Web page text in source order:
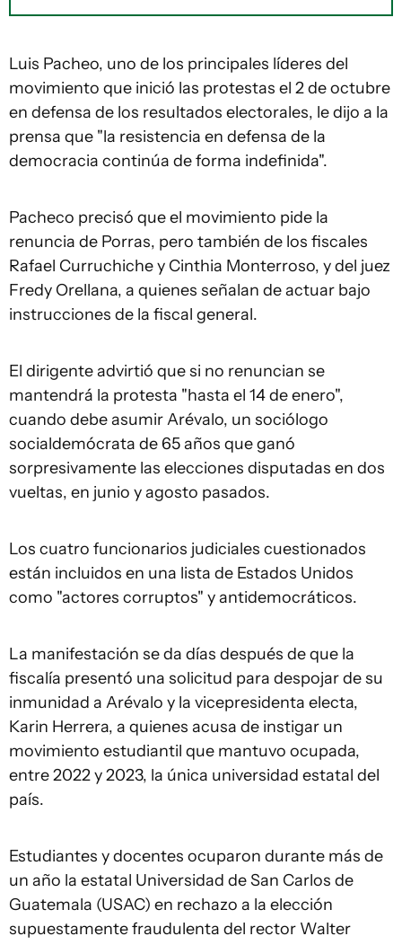
Luis Pacheo, uno de los principales líderes del
movimiento que inició las protestas el 2 de octubre
en defensa de los resultados electorales, le dijo a la
prensa que "la resistencia en defensa de la
democracia continúa de forma indefinida".
Pacheco precisó que el movimiento pide la
renuncia de Porras, pero también de los fiscales
Rafael Curruchiche y Cinthia Monterroso, y del juez
Fredy Orellana, a quienes señalan de actuar bajo
instrucciones de la fiscal general.
El dirigente advirtió que si no renuncian se
mantendrá la protesta "hasta el 14 de enero",
cuando debe asumir Arévalo, un sociólogo
socialdemócrata de 65 años que ganó
sorpresivamente las elecciones disputadas en dos
vueltas, en junio y agosto pasados.
Los cuatro funcionarios judiciales cuestionados
están incluidos en una lista de Estados Unidos
como "actores corruptos" y antidemocráticos.
La manifestación se da días después de que la
fiscalía presentó una solicitud para despojar de su
inmunidad a Arévalo y la vicepresidenta electa,
Karin Herrera, a quienes acusa de instigar un
movimiento estudiantil que mantuvo ocupada,
entre 2022 y 2023, la única universidad estatal del
país.
Estudiantes y docentes ocuparon durante más de
un año la estatal Universidad de San Carlos de
Guatemala (USAC) en rechazo a la elección
supuestamente fraudulenta del rector Walter